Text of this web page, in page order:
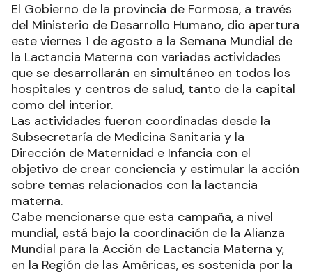
El Gobierno de la provincia de Formosa, a través
del Ministerio de Desarrollo Humano, dio apertura
este viernes 1 de agosto a la Semana Mundial de
la Lactancia Materna con variadas actividades
que se desarrollarán en simultáneo en todos los
hospitales y centros de salud, tanto de la capital
como del interior.
Las actividades fueron coordinadas desde la
Subsecretaría de Medicina Sanitaria y la
Dirección de Maternidad e Infancia con el
objetivo de crear conciencia y estimular la acción
sobre temas relacionados con la lactancia
materna.
Cabe mencionarse que esta campaña, a nivel
mundial, está bajo la coordinación de la Alianza
Mundial para la Acción de Lactancia Materna y,
en la Región de las Américas, es sostenida por la